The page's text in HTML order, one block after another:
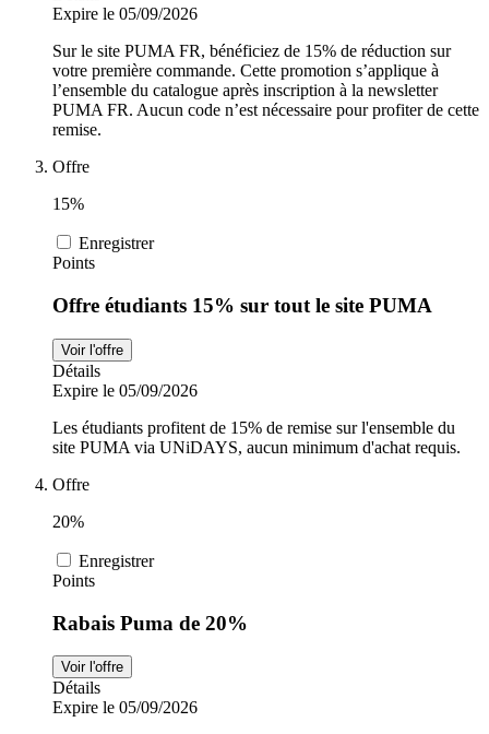
Expire le 05/09/2026
Sur le site PUMA FR, bénéficiez de 15% de réduction sur
votre première commande. Cette promotion s’applique à
l’ensemble du catalogue après inscription à la newsletter
PUMA FR. Aucun code n’est nécessaire pour profiter de cette
remise.
Offre
15%
Enregistrer
Points
Offre étudiants 15% sur tout le site PUMA
Voir l'offre
Détails
Expire le 05/09/2026
Les étudiants profitent de 15% de remise sur l'ensemble du
site PUMA via UNiDAYS, aucun minimum d'achat requis.
Offre
20%
Enregistrer
Points
Rabais Puma de 20%
Voir l'offre
Détails
Expire le 05/09/2026